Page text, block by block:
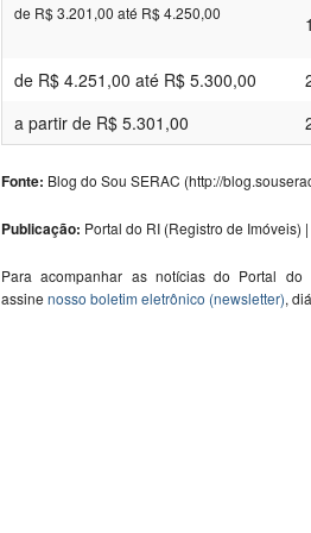
de R$ 3.201,00 até R$ 4.250,00
de R$ 4.251,00 até R$ 5.300,00
a partir de R$ 5.301,00
Fonte: Blog do Sou SERAC (http://
Publicação: Portal do RI (Registro de Imóveis)
Para acompanhar as notícias do Portal
assine nosso boletim eletrônico (newsletter),